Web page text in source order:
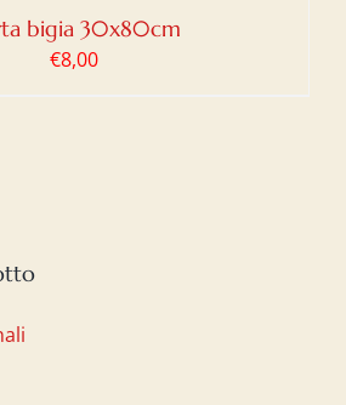
bigia 30x80cm
€8,00